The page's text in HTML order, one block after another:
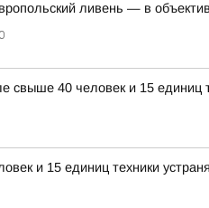
ливень — в
свыше 40 человек и 15 единиц
и 15 единиц техники